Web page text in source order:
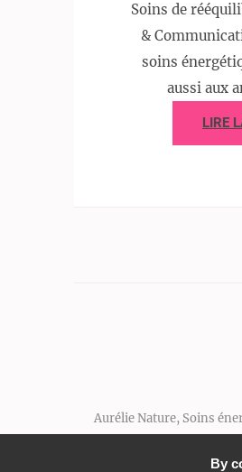
Soins de
&
soins
aussi aux
LIRE
Aurélie Nature, Soins
By